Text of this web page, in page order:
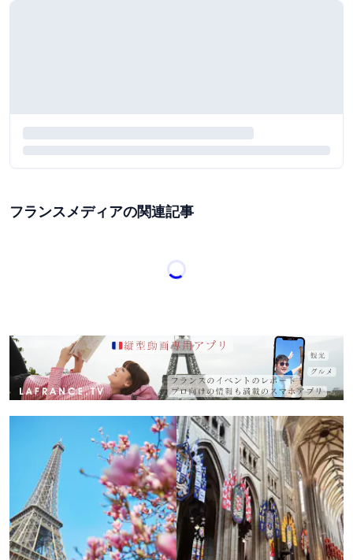
フランスメディアの関連記事